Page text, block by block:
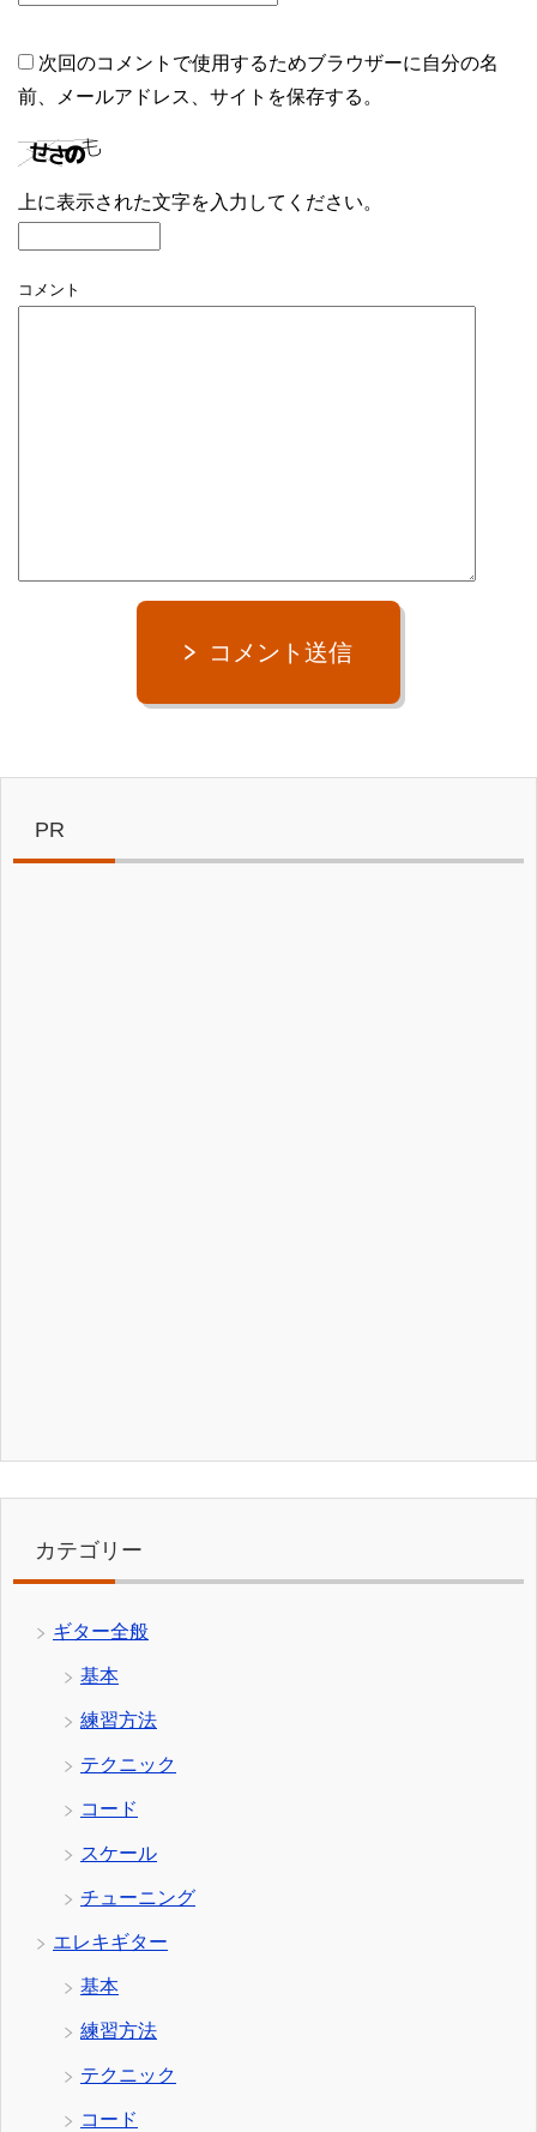
次回のコメントで使用するためブラウザーに自分の名
前、メールアドレス、サイトを保存する。
上に表示された文字を入力してください。
コメント
コメント送信
PR
カテゴリー
ギター全般
基本
練習方法
テクニック
コード
スケール
チューニング
エレキギター
基本
練習方法
テクニック
コード